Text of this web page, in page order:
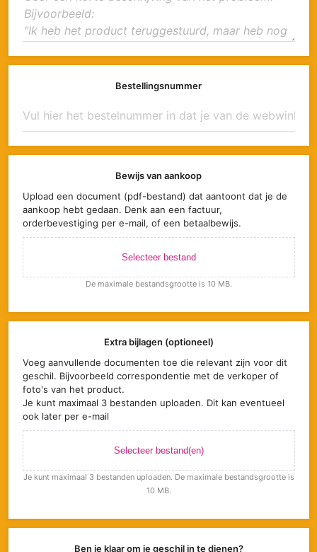
Bestellingsnummer
Bewijs van aankoop
Upload een document (pdf-bestand) dat aantoont dat je de
aankoop hebt gedaan. Denk aan een factuur,
orderbevestiging per e-mail, of een betaalbewijs.
Selecteer bestand
De maximale bestandsgrootte is 10 MB.
Extra bijlagen (optioneel)
Voeg aanvullende documenten toe die relevant zijn voor dit
geschil. Bijvoorbeeld correspondentie met de verkoper of
foto's van het product.
Je kunt maximaal 3 bestanden uploaden. Dit kan eventueel
ook later per e-mail
Selecteer bestand(en)
Je kunt maximaal 3 bestanden uploaden. De maximale bestandsgrootte is
10 MB.
Ben je klaar om je geschil in te dienen?